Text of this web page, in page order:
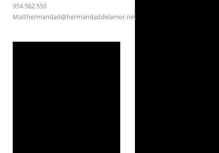
954 562 550
Mail:hermandad@hermandaddelamor.net